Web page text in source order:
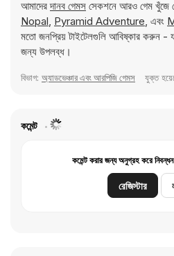
আমাদেরদানব গেমস সেকশনে আরও গেম খুঁজে
Nopal, Pyramid Adventure, এবং
মতো জনপ্রিয় টাইটেলগুলি আবিষ্কার করুন -
জন্য উপলব্ধ।
বিভাগ: অ্যাডভেঞ্চার এবং আরপিজি গেমস যুক্ত
কমেন্ট
কমেন্ট করার জন্য অনুগ্রহ করে
রেজিস্টার